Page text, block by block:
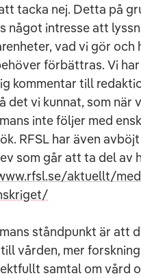
tacka nej. Detta på
något intresse att
vad vi gör och
förbättras. Vi
kommentar till
det vi kunnat, som när
inte följer med
RFSL har även
som går att ta del av
aktuellt/
ståndpunkt är att
vården, mer
samtal om vård